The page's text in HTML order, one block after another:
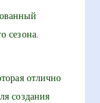
сезона.
отлично
создания